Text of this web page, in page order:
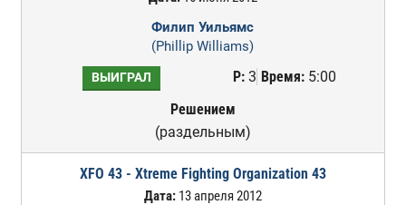
Филип Уильямс
(Phillip Williams)
ВЫИГРАЛ Р:3 Время:5:00
Решением
(раздельным)
XFO 43 - Xtreme Fighting Organization 43
Дата:13 апреля 2012